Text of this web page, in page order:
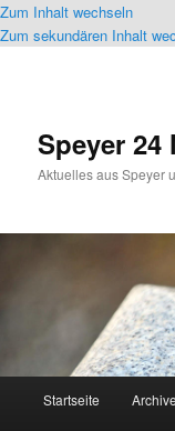
Zum Inhalt wechseln
Zum sekundären Inhalt
Speyer 24
Aktuelles aus Speyer
Startseite Archive